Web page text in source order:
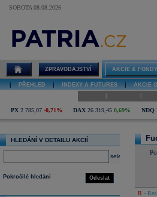
SOBOTA 08.08.2026
Fuchs Petr
Pref Rg online
ZPRAVODAJSTVÍ AKCIE & FONDY
PŘEHLED INDEXY A FUTURES AKCIE
PX 2 785,07 -0,71% DAX 26 319,45 0,69% NDQ
HLEDÁNÍ V DETAILU AKCIÍ
select
Odeslat
Pokročilé hledání
R -